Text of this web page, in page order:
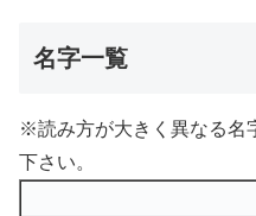
名字一覧
※読み方が大きく異なる名
下さい。